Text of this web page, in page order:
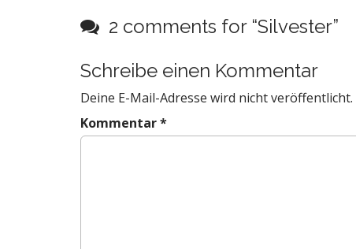
s
n
a
v
i
g
2 comments for “Silvester”
Schreibe einen Kommentar
Deine E-Mail-Adresse wird nicht veröffentlicht.
Kommentar*